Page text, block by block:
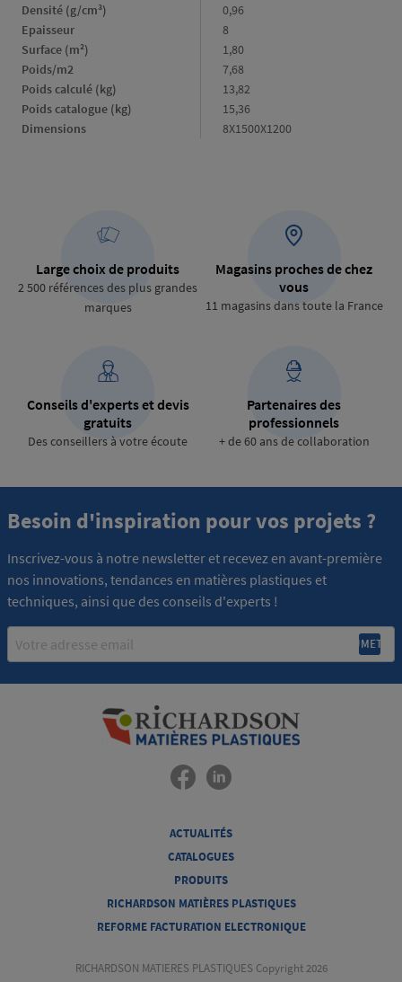
Densité (g/cm³)
Densité
(g/cm³)
0,96
Epaisseur
Epaisseur
8
Surface (m²)
Surface
(m²)
1,80
Poids/m2
Poids/m2
7,68
Poids calculé (kg)
Poids
calculé
(kg)
13,82
Poids catalogue (kg)
Poids
catalogue
(kg)
15,36
Dimensions
Dimensions
8X1500X1200
Large choix de produits
2 500 références des plus grandes
marques
Magasins proches de chez
vous
11 magasins dans toute la France
Conseils d'experts et devis
gratuits
Des conseillers à votre écoute
Partenaires des
professionnels
+ de 60 ans de collaboration
Besoin d'inspiration pour vos projets ?
Inscrivez-vous à notre newsletter et recevez en avant-première
nos innovations, tendances en matières plastiques et
techniques, ainsi que des conseils d'experts !
Email
ACTUALITÉS
CATALOGUES
PRODUITS
RICHARDSON MATIÈRES PLASTIQUES
REFORME FACTURATION ELECTRONIQUE
RICHARDSON MATIERES PLASTIQUES Copyright 2026